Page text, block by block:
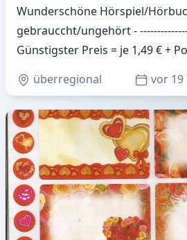
Wunderschöne Hörspiel/
gebrauccht/ungehört -
Günstigster Preis = je 1,49 € +
überregional
vor 19